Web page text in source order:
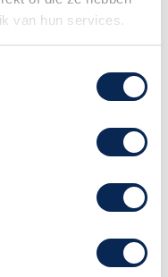
van hun services.
voeding (2,1
x 120 x 57 mm